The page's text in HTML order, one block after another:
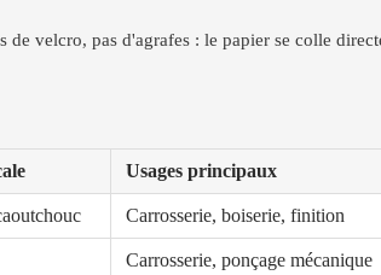
velcro, pas d'agrafes : le papier se colle
Usages principaux
Carrosserie, boiserie, finition
Carrosserie, ponçage mécanique